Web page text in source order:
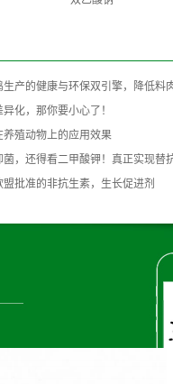
产的健康与环保双引擎，降低料
化，那你要小心了！
殖动物上的应用效果
，还得看二甲酸钾！真正实现替
批准的非抗生素，生长促进剂